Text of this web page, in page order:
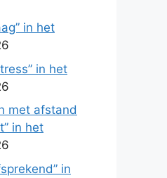
in het
in het
met afstand
in het
in